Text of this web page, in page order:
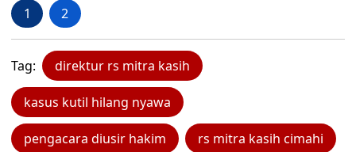
1 2
Tag: direktur rs mitra kasih
kasus kutil hilang nyawa
pengacara diusir hakim rs mitra kasih cimahi